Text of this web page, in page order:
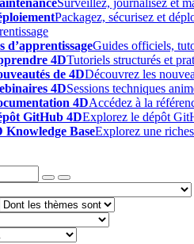
Surveillez, journalisez et
Packagez, sécurisez et
d’apprentissageGuides officiels,
4DTutoriels structurés et
de 4DDécouvrez les
4DSessions techniques
4DAccédez à la
GitHub 4DExplorez le dépôt
Knowledge BaseExplorez une